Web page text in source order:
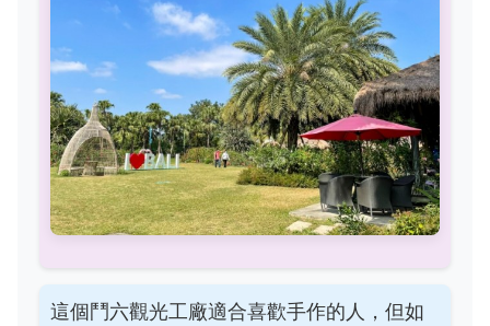
這個鬥六觀光工廠適合喜歡手作的人，但如